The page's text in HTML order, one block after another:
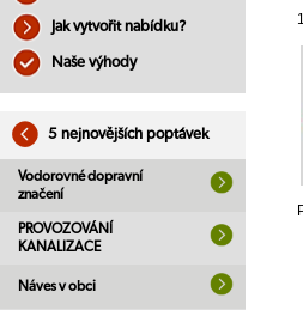
Jak vytvořit nabídku?
Naše výhody
5 nejnovějších poptávek
Vodorovné dopravní
značení
PROVOZOVÁNÍ
KANALIZACE
Náves v obci